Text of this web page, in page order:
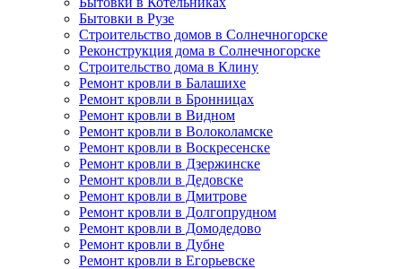
Бытовки в Рузе
Строительство домов в Солнечногорске
Реконструкция дома в Солнечногорске
Строительство дома в Клину
Ремонт кровли в Балашихе
Ремонт кровли в Бронницах
Ремонт кровли в Видном
Ремонт кровли в Волоколамске
Ремонт кровли в Воскресенске
Ремонт кровли в Дзержинске
Ремонт кровли в Дедовске
Ремонт кровли в Дмитрове
Ремонт кровли в Долгопрудном
Ремонт кровли в Домодедово
Ремонт кровли в Дубне
Ремонт кровли в Егорьевске